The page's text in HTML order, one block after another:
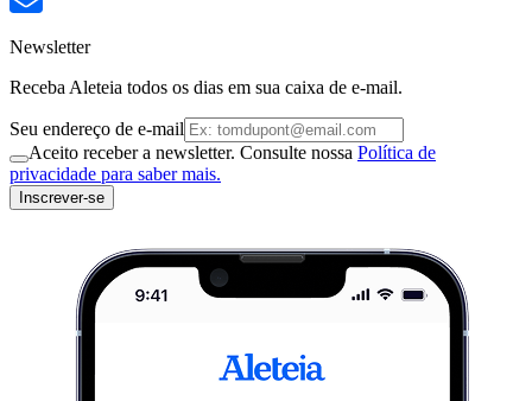
Newsletter
Receba Aleteia todos os dias em sua caixa de e-mail.
Seu endereço de e-mail
Aceito receber a newsletter. Consulte nossa Política de
privacidade para saber mais.
Inscrever-se